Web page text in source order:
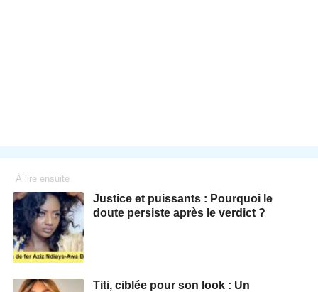
À lire ensuite
Justice et puissants : Pourquoi le
doute persiste après le verdict ?
Titi, ciblée pour son look : Un